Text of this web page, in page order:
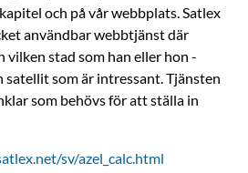
och på vår webbplats. Satlex
­användbar webbtjänst där
vilken stad som han eller hon
satellit som är intressant. Tjänsten
som behövs för att ställa in
sv/azel_calc.html